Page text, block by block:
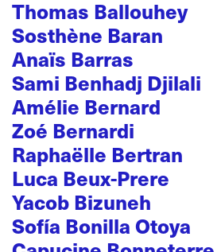
Thomas Ballouhey
Sosthène Baran
Anaïs Barras
Sami Benhadj Djilali
Amélie Bernard
Zoé Bernardi
Raphaëlle Bertran
Luca Beux-Prere
Yacob Bizuneh
Sofía Bonilla Otoya